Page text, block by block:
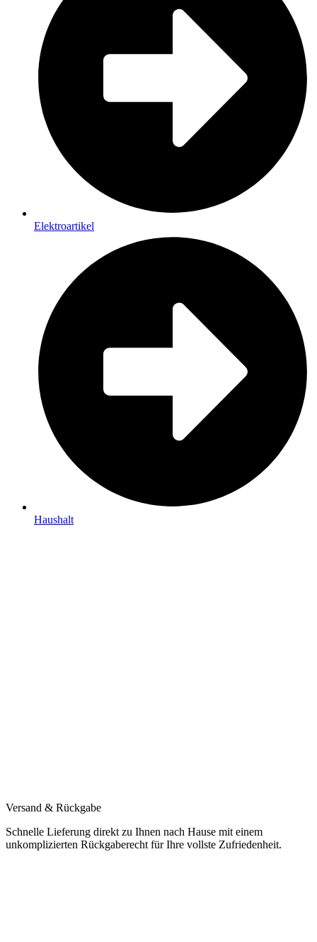
Elektroartikel
Haushalt
Versand & Rückgabe
Schnelle Lieferung direkt zu Ihnen nach Hause mit einem
unkomplizierten Rückgaberecht für Ihre vollste Zufriedenheit.